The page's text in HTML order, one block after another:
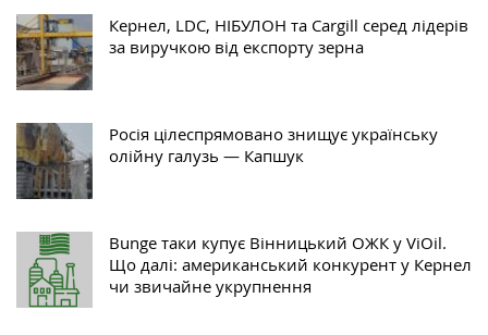
Кернел, LDC, НІБУЛОН та Cargill серед лідерів
за виручкою від експорту зерна
Росія цілеспрямовано знищує українську
олійну галузь — Капшук
Bunge таки купує Вінницький ОЖК у ViOil.
Що далі: американський конкурент у Кернел
чи звичайне укрупнення